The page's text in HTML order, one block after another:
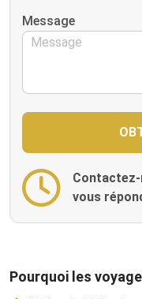
Message
vous
Pourquoi les